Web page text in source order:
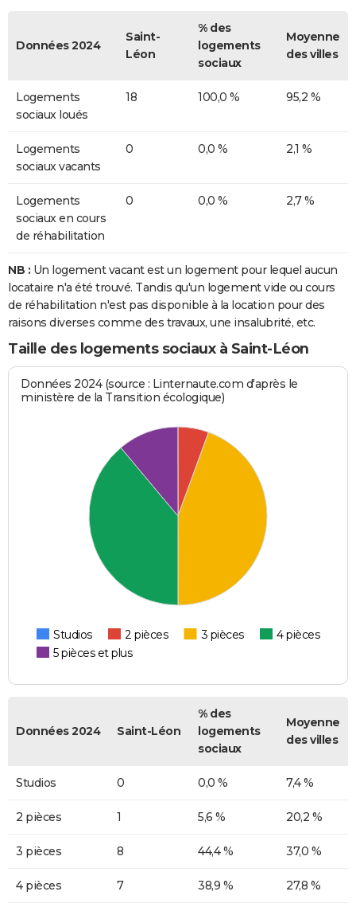
Données 2024
Saint-
Léon
% des
logements
sociaux
Moyenne
des villes
Logements
sociaux loués
18 100,0 % 95,2 %
Logements
sociaux vacants
0 0,0 % 2,1 %
Logements
sociaux en cours
de réhabilitation
0 0,0 % 2,7 %
NB : Un logement vacant est un logement pour lequel aucun
locataire n'a été trouvé. Tandis qu'un logement vide ou cours
de réhabilitation n'est pas disponible à la location pour des
raisons diverses comme des travaux, une insalubrité, etc.
Taille des logements sociaux à Saint-Léon
Données 2024 (source : Linternaute.com d'après le
ministère de la Transition écologique)
Studios 2 pièces 3 pièces
4 pièces
5 pièces et plus
Données 2024 Saint-Léon
% des
logements
sociaux
Moyenne
des villes
Studios 0 0,0 % 7,4 %
2 pièces 1 5,6 % 20,2 %
3 pièces 8 44,4 % 37,0 %
4 pièces 7 38,9 % 27,8 %